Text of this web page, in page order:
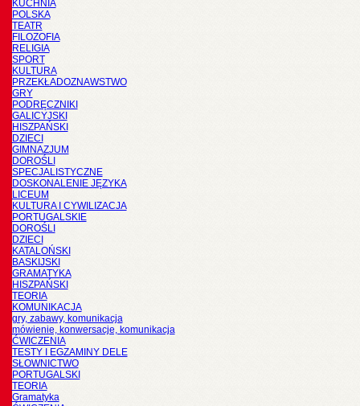
KUCHNIA
POLSKA
TEATR
FILOZOFIA
RELIGIA
SPORT
KULTURA
PRZEKŁADOZNAWSTWO
GRY
PODRĘCZNIKI
GALICYJSKI
HISZPAŃSKI
DZIECI
GIMNAZJUM
DOROŚLI
SPECJALISTYCZNE
DOSKONALENIE JĘZYKA
LICEUM
KULTURA I CYWILIZACJA
PORTUGALSKIE
DOROŚLI
DZIECI
KATALOŃSKI
BASKIJSKI
GRAMATYKA
HISZPAŃSKI
TEORIA
KOMUNIKACJA
gry, zabawy, komunikacja
mówienie, konwersacje, komunikacja
ĆWICZENIA
TESTY I EGZAMINY DELE
SŁOWNICTWO
PORTUGALSKI
TEORIA
Gramatyka